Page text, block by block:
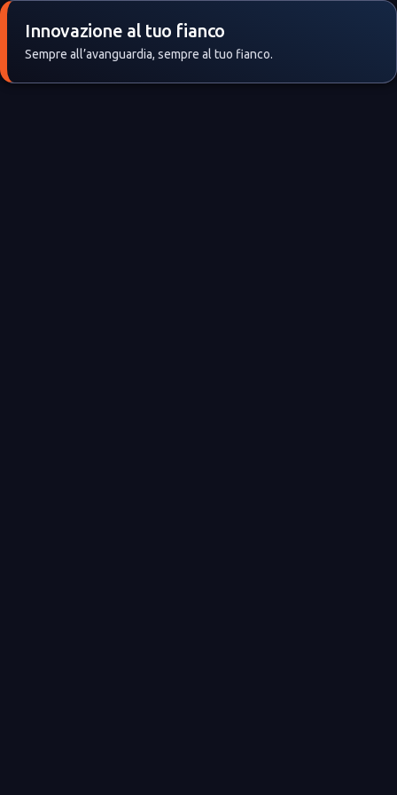
Innovazione al tuo fianco
Sempre all’avanguardia, sempre al tuo fianco.